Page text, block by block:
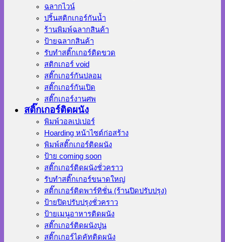
ฉลากไวน์
ปริ้นสติกเกอร์กันน้ำ
ร้านพิมพ์ฉลากสินค้า
ป้ายฉลากสินค้า
รับทำสติ๊กเกอร์ติดขวด
สติกเกอร์ void
สติ๊กเกอร์กันปลอม
สติ๊กเกอร์กันเปิด
สติ๊กเกอร์งานศพ
สติ๊กเกอร์ติดผนัง
พิมพ์วอลเปเปอร์
Hoarding หน้าไซต์ก่อสร้าง
พิมพ์สติ๊กเกอร์ติดผนัง
ป้าย coming soon
สติ๊กเกอร์ติดผนังชั่วคราว
รับทำสติ๊กเกอร์ขนาดใหญ่
สติ๊กเกอร์ติดพาร์ทิชั่น (ร้านปิดปรับปรุง)
ป้ายปิดปรับปรุงชั่วคราว
ป้ายเมนูอาหารติดผนัง
สติ๊กเกอร์ติดผนังปูน
สติ๊กเกอร์ไดคัทติดผนัง